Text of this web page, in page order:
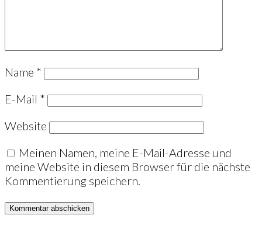
Name *
E-Mail *
Website
Meinen Namen, meine E-Mail-Adresse und
meine Website in diesem Browser für die nächste
Kommentierung speichern.